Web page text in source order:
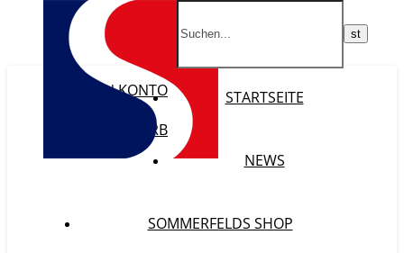
MEIN KONTO
WARENKORB
STARTSEITE
NEWS
SOMMERFELDS SHOP